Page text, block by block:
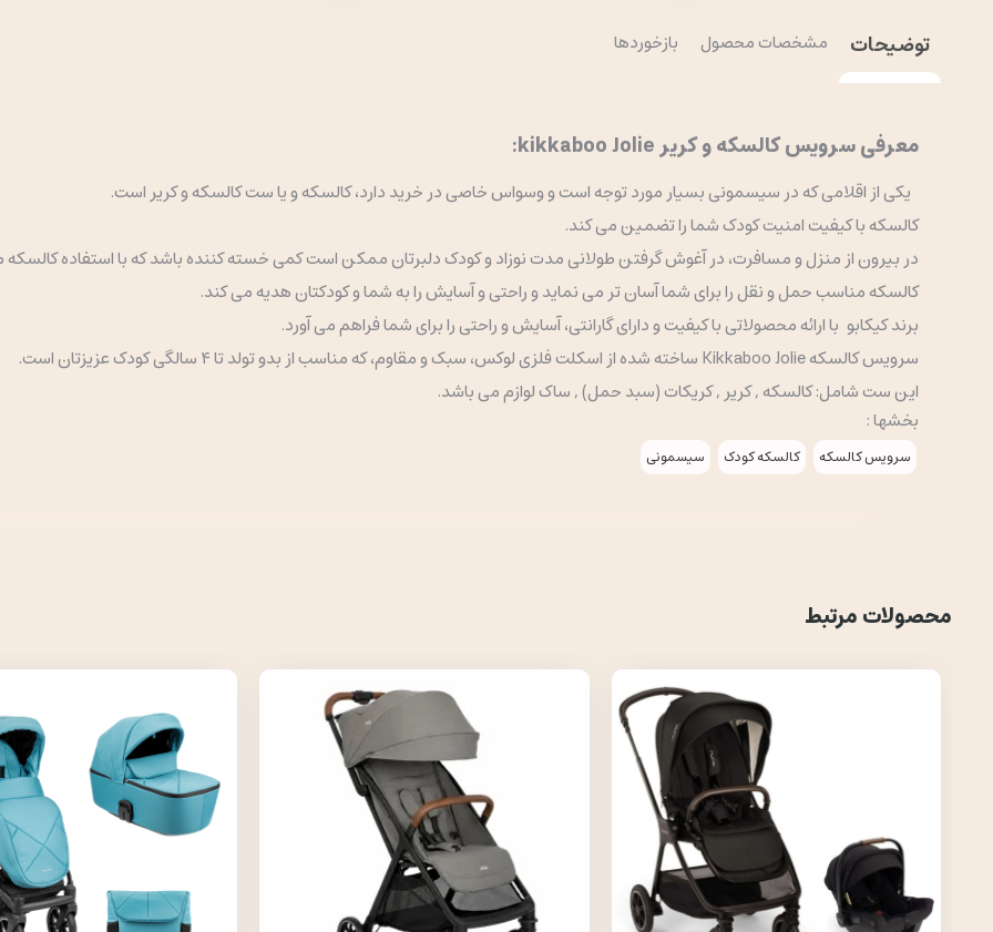
توضیحات مشخصات محصول بازخوردها
معرفی سرویس کالسکه و کریر kikkaboo Jolie:
یکی از اقلامی که در سیسمونی بسیار مورد توجه است و وسواس خاصی در خرید دارد، کالسکه و یا ست کالسکه و کریر است.
کالسکه‌ با کیفیت امنیت کودک شما را تضمین می کند.
در بیرون از منزل و مسافرت، در آغوش گرفتن طولانی مدت نوزاد و کودک دلبرتان ممکن است کمی خسته کننده باشد که با استفاده
کالسکه مناسب حمل و نقل را برای شما آسان تر می نماید و راحتی و آسایش را به شما و کودکتان هدیه می کند.
برند کیکابو با ارائه محصولاتی با کیفیت و دارای گارانتی، آسایش و راحتی را برای شما فراهم می آورد.
سرویس کالسکه Kikkaboo Jolie ساخته شده از اسکلت فلزی لوکس، سبک و مقاوم، که مناسب از بدو تولد تا ۴ سالگی کودک عزیزتان است.
این ست شامل: کالسکه , کریر , کریکات (سبد حمل) , ساک لوازم می باشد.
بخشها :
سرویس کالسکه کالسکه کودک سیسمونی
محصولات مرتبط